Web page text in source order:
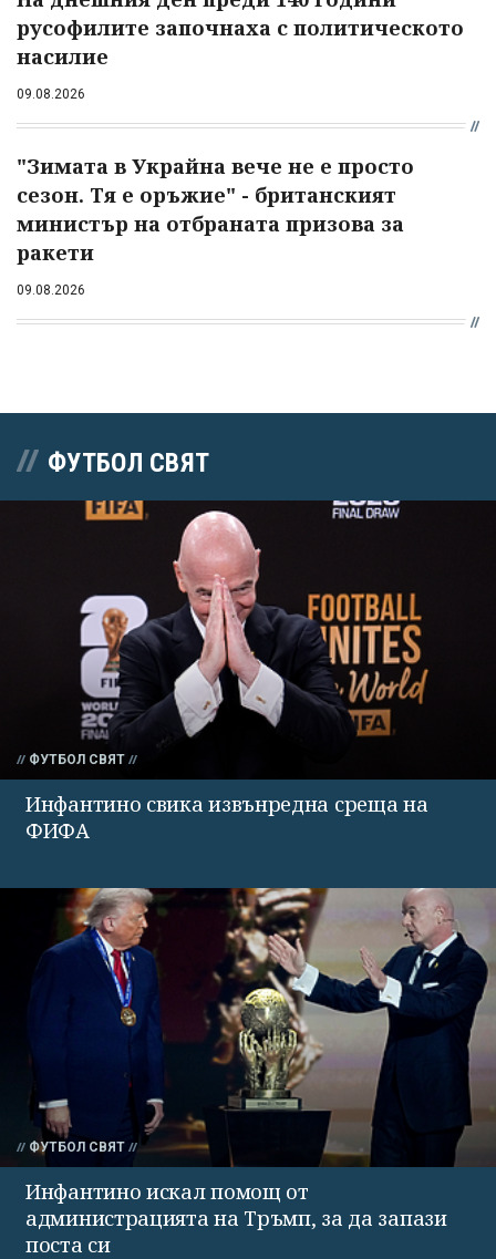
русофилите започнаха с политическото
насилие
09.08.2026
"Зимата в Украйна вече не е просто
сезон. Тя е оръжие" - британският
министър на отбраната призова за
ракети
09.08.2026
ФУТБОЛ СВЯТ
ФУТБОЛ СВЯТ
Инфантино свика извънредна среща на
ФИФА
ФУТБОЛ СВЯТ
Инфантино искал помощ от
администрацията на Тръмп, за да запази
поста си